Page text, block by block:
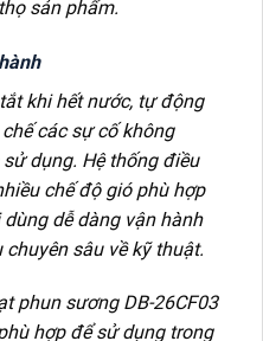
sản phẩm.
khi hết nước, tự động
các sự cố không
dụng. Hệ thống điều
chế độ gió phù hợp
dễ dàng vận hành
sâu về kỹ thuật.
phun sương DB-26CF03
hợp để sử dụng trong